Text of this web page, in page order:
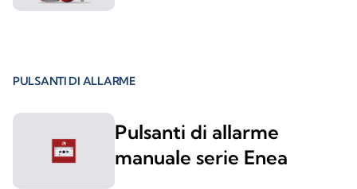
PULSANTI DI ALLARME
Pulsanti di allarme
manuale serie Enea